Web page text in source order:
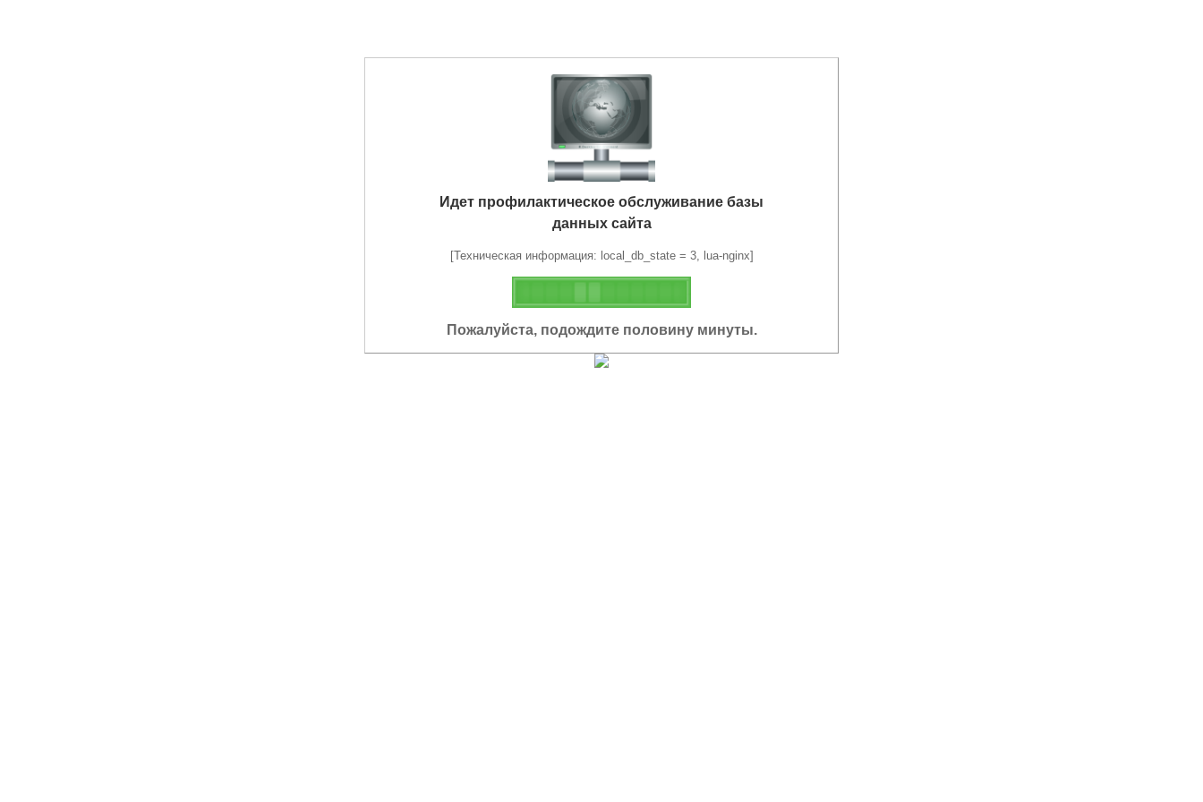
Идет профилактическое обслуживание базы
данных сайта
[Техническая информация: local_db_state = 3, lua-nginx]
Пожалуйста, подождите половину минуты.